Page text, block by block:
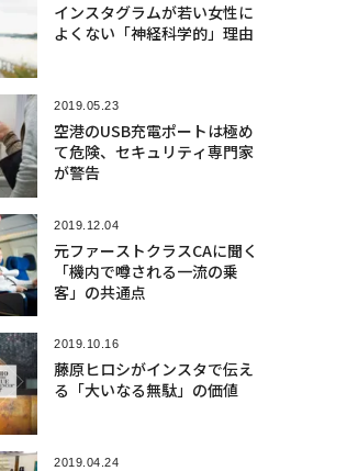
インスタグラムが若い女性に
よくない「神経科学的」理由
2019.05.23
空港のUSB充電ポートは極め
て危険、セキュリティ専門家
が警告
2019.12.04
元ファーストクラスCAに聞く
「機内で噂される一流の乗
客」の共通点
2019.10.16
藤原ヒロシがインスタで伝え
る「大いなる無駄」の価値
2019.04.24